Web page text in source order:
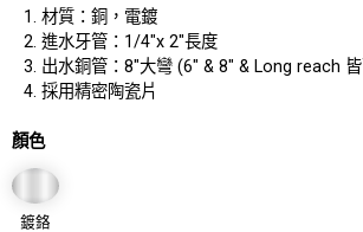
材質：銅，電鍍
進水牙管：1/4"x 2"長度
出水銅管：8"大彎 (6" & 8" & Long reach
採用精密陶瓷片
顏色
鍍鉻